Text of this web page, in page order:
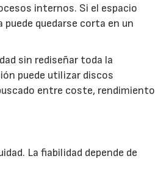
internos. Si el espacio
quedarse corta en un
sin rediseñar toda la
puede utilizar discos
entre coste, rendimiento
La fiabilidad depende de